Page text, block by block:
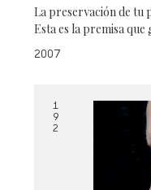
La preservación de tu
Esta es la premisa
2007
1
9
2